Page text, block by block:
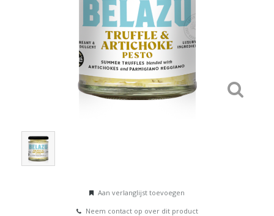
Aan verlanglijst toevoegen
Neem contact op over dit product